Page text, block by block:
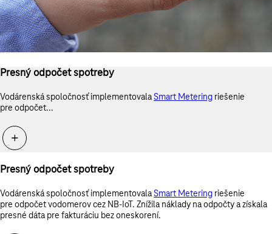
Presný odpočet spotreby
Vodárenská spoločnosť implementovalaSmart Metering riešenie
pre odpočet...
Presný odpočet spotreby
Vodárenská spoločnosť implementovalaSmart Metering riešenie
pre odpočet vodomerov cez NB-IoT . Znížila náklady na odpočty a získala
presné dáta pre fakturáciu bez oneskorení.